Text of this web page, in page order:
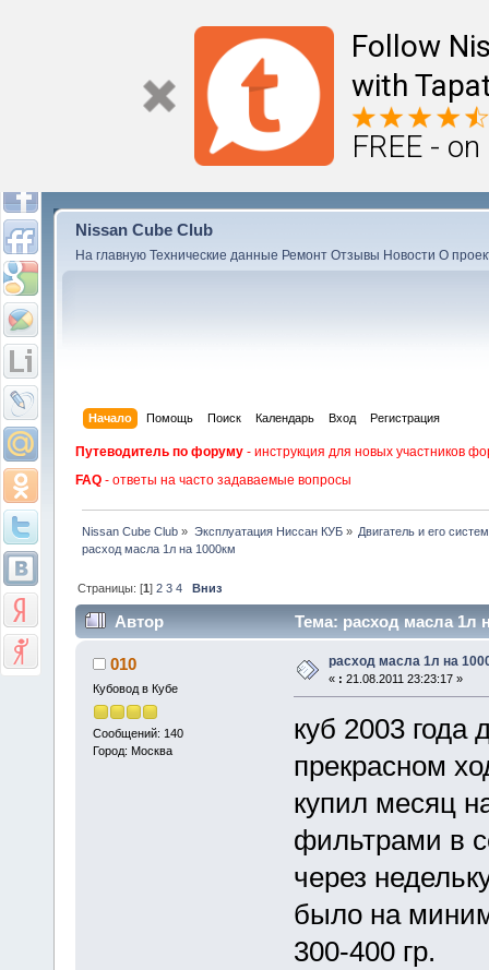
Follow
with
FREE -
Nissan Cube Club
На главную Технические данные Ремонт Отзывы Новости О
Начало Помощь Поиск Календарь Вход Регистрация
Путеводитель по форуму - инструкция для новых участников
FAQ - ответы на часто задаваемые вопросы
Nissan Cube Club » Эксплуатация Ниссан КУБ» Двигатель и его
расход масла 1л на 1000км
Страницы: [1]2 3 4 Вниз
Автор Тема: расход масла 1л
010
Кубовод в Кубе
Сообщений: 140
Город: Москва
расход масла 1л на
« : 21.08.2011 23:23:17 »
куб 2003 года
прекрасном
купил месяц
фильтрами в
через
было на
300-400 гр.